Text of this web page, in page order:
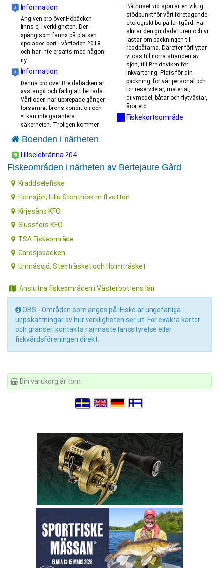
Information
Angiven bro över Höbäcken
finns ej i verkligheten. Den
spång som fanns på platsen
spolades bort i vårfloden 2018
och har inte ersatts med någon
ny.
Information
Denna bro över Breidabäcken är
avstängd och farlig att beträda.
Vårfloden har upprepade gånger
försämrat brons kondition och
vi kan inte garantera
säkerheten. Troligen kommer
Båthuset vid sjön är en viktig
stödpunkt för vårt företagande -
ekologiskt bo på lantgård. Här
slutar den guidade turen och vi
lastar om packningen till
roddbåtarna. Därefter förflyttar
vi oss till norra stranden av
sjön, till Breidaviken för
inkvartering. Plats för din
packning, för vår personal och
för reservdelar, material,
drivmedel, båtar och flytvästar,
åror etc.
Fiskekortsområde
Boenden i närheten
Lillselebränna 204
Fiskeområden i närheten av Bertejaure Gård
Kraddselefiske
Hemsjön, Lilla Stenträsk m fl vatten
Kirjesåns KFO
Slussfors KFO
TSA Fiskeområde
Gardsjöbäcken
Umnässjö, Stenträsket och Holmträsket
Anslutna fiskeområden i Västerbottens län
OBS - Områden som anges på iFiske är ungefärliga
uppskattningar av hur verkligheten ser ut. För exakta kartor
och gränser, kontakta närmaste länsstyrelse eller
fiskvårdsföreningen direkt.
Din varukorg är tom.